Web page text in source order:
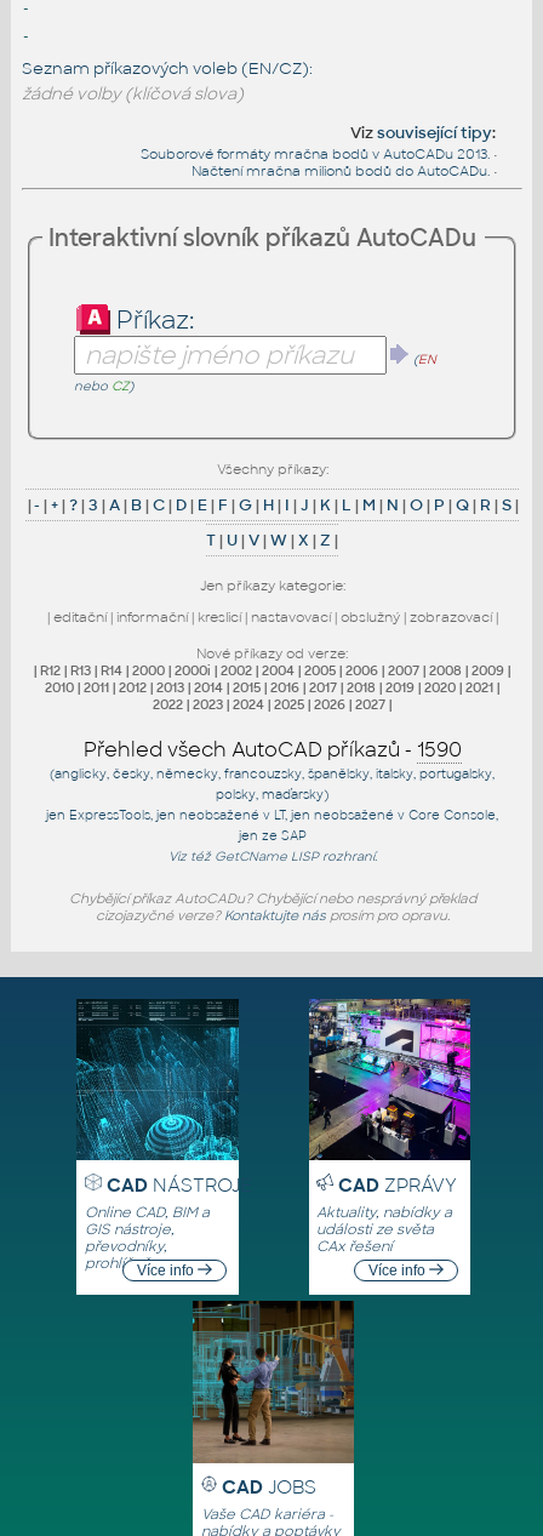
-
-
Seznam příkazových voleb (EN/CZ):
žádné volby (klíčová slova)
Vizsouvisející tipy:
Souborové formáty mračna bodů v AutoCADu 2013. •
Načtení mračna milionů bodů do AutoCADu. •
Interaktivní slovník příkazů AutoCADu
Příkaz:
(EN
nebo CZ)
Všechny příkazy:
|- |+|?|3 |A| B|C| D| E| F |G| H| I |J | K| L | M | N |O| P |Q| R |S|
T| U|V|W|X |Z |
Jen příkazy kategorie:
| editační| informační| kreslicí| nastavovací| obslužný| zobrazovací|
Nové příkazy od verze:
| R12 | R13 | R14 | 2000 | 2000i | 2002 | 2004 | 2005 | 2006 | 2007 | 2008 | 2009 |
2010 | 2011 | 2012 | 2013 | 2014 | 2015 | 2016 | 2017 | 2018 | 2019 | 2020 | 2021 |
2022 | 2023 | 2024 | 2025 | 2026 | 2027 |
Přehled všech AutoCAD příkazů - 1590
(anglicky, česky, německy, francouzsky, španělsky, italsky, portugalsky,
polsky, maďarsky)
jen ExpressTools , jen neobsažené v LT, jen neobsažené v Core Console
jen ze SAP
Viz též GetCNameLISP rozhraní.
Chybějící příkaz AutoCADu? Chybějící nebo nesprávný překlad
cizojazyčné verze? Kontaktujte násprosím pro opravu.
CADNÁSTROJE
Online CAD, BIM a
GIS nástroje,
převodníky,
prohlížečeVíce info
CADZPRÁVY
Aktuality, nabídky a
události ze světa
CAx řešení
Více info
CAD JOBS
Vaše CAD kariéra -
nabídky a poptávky